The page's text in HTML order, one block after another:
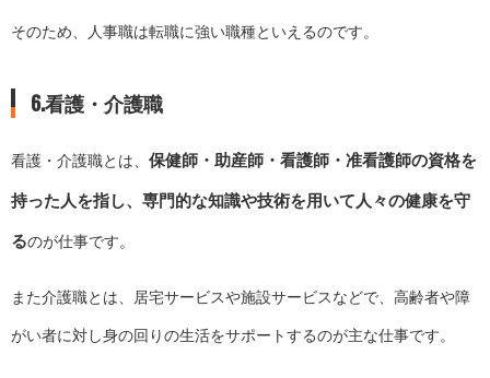
そのため、人事職は転職に強い職種といえるのです。
6.看護・介護職
看護・介護職とは、 保健師・助産師・看護師・准看護師の資格を
持った人を指し、専門的な知識や技術を用いて人々の健康を守
るのが仕事です。
また介護職とは、居宅サービスや施設サービスなどで、高齢者や障
がい者に対し身の回りの生活をサポートするのが主な仕事です。